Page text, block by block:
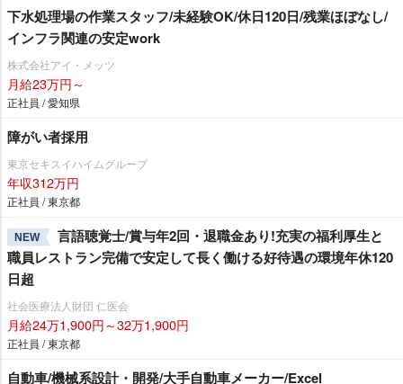
下水処理場の作業スタッフ/未経験OK/休日120日/残業ほぼなし/
インフラ関連の安定work
株式会社アイ・メッツ
月給23万円～
正社員 / 愛知県
障がい者採用
東京セキスイハイムグループ
年収312万円
正社員 / 東京都
NEW
言語聴覚士/賞与年2回・退職金あり!充実の福利厚生と
職員レストラン完備で安定して長く働ける好待遇の環境年休120
日超
社会医療法人財団 仁医会
月給24万1,900円～32万1,900円
正社員 / 東京都
自動車/機械系設計・開発/大手自動車メーカー/Excel